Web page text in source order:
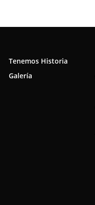
Tenemos Historia
Galería